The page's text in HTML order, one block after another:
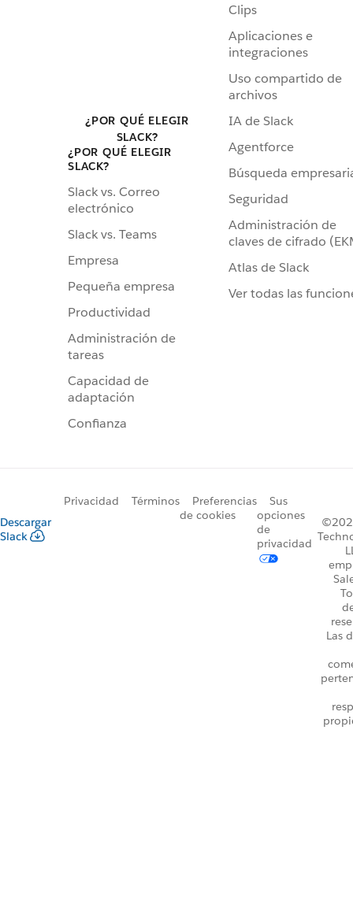
¿POR QUÉ ELEGIR
SLACK?
¿POR QUÉ ELEGIR
SLACK?
Slack vs. Correo
electrónico
Slack vs. Teams
Empresa
Pequeña empresa
Productividad
Administración de
tareas
Capacidad de
adaptación
Confianza
Clips
Aplicaciones e
integraciones
Uso compartido de
archivos
IA de Slack
Agentforce
Búsqueda
Seguridad
Administración de
claves de cifrado
Atlas de Slack
Ver todas las
Descargar
Slack
Privacidad Términos
Preferencias
de cookies
Sus
opciones
de
privacidad
Las